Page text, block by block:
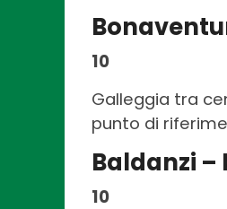
10
Galleggia tra
punto di
Baldanzi –
10